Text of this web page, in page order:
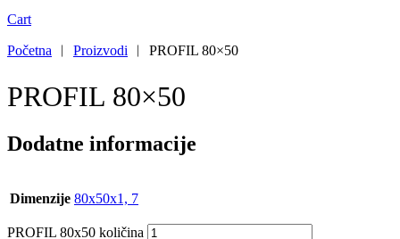
Cart
Početna ︱ Proizvodi ︱ PROFIL 80×50
PROFIL 80×50
Dodatne informacije
Dimenzije 80x50x1, 7
PROFIL 80x50 količina